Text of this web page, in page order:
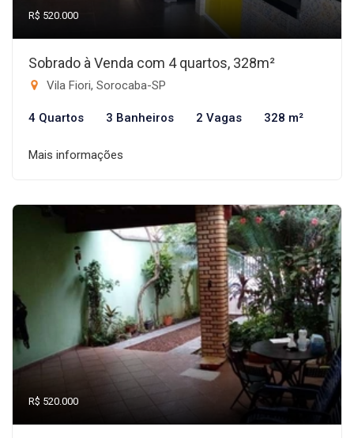
R$ 520.000
Sobrado à Venda com 4 quartos, 328m²
Vila Fiori, Sorocaba-SP
4 Quartos 3 Banheiros 2 Vagas 328 m²
Mais informações
R$ 520.000